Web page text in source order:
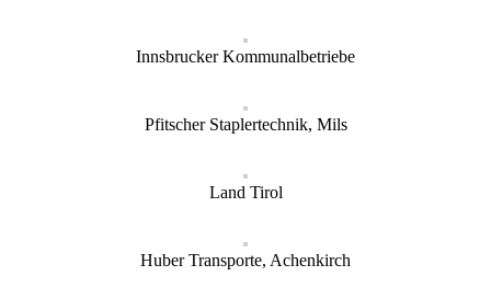
Innsbrucker Kommunalbetriebe
Pfitscher Staplertechnik, Mils
Land Tirol
Huber Transporte, Achenkirch